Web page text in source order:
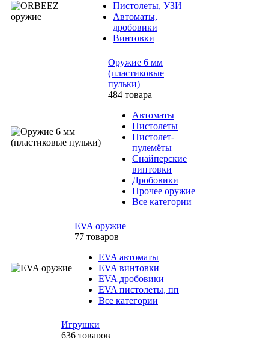
Пистолеты, УЗИ
Автоматы,
дробовики
Винтовки
Оружие 6 мм
(пластиковые
пульки)
484 товара
Автоматы
Пистолеты
Пистолет-
пулемёты
Снайперские
винтовки
Дробовики
Прочее оружие
Все категории
EVA оружие
77 товаров
EVA автоматы
EVA винтовки
EVA дробовики
EVA пистолеты, пп
Все категории
Игрушки
636 товаров